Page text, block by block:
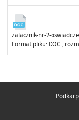
zalacznik-nr-2-
Format pliku: DOC ,